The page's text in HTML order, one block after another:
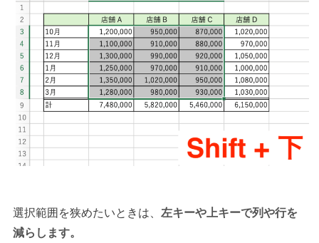
選択範囲を狭めたいときは、 左キーや上キーで列や行を
減らします。